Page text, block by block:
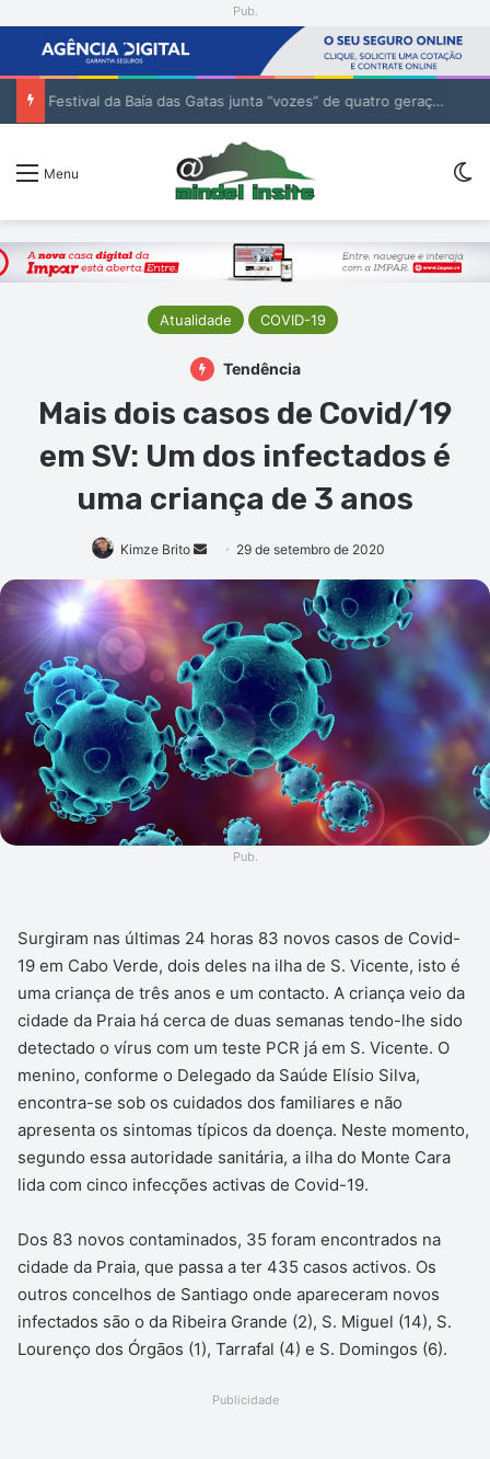
Pub.
Festival da Baía das Gatas junta “vozes” de quatro gerações da música cabo-verdiana na segunda noite
Menu
Atualidade COVID-19
Tendência
Mais dois casos de Covid/19
em SV: Um dos infectados é
uma criança de 3 anos
Kimze Brito
Mande
mail
29 de setembro de 2020
Pub.
Surgiram nas últimas 24 horas 83 novos casos de Covid-
19 em Cabo Verde, dois deles na ilha de S. Vicente, isto é
uma criança de três anos e um contacto. A criança veio da
cidade da Praia há cerca de duas semanas tendo-lhe sido
detectado o vírus com um teste PCR já em S. Vicente. O
menino, conforme o Delegado da Saúde Elísio Silva,
encontra-se sob os cuidados dos familiares e não
apresenta os sintomas típicos da doença. Neste momento,
segundo essa autoridade sanitária, a ilha do Monte Cara
lida com cinco infecções activas de Covid-19.
Dos 83 novos contaminados, 35 foram encontrados na
cidade da Praia, que passa a ter 435 casos activos. Os
outros concelhos de Santiago onde apareceram novos
infectados sāo o da Ribeira Grande (2), S. Miguel (14), S.
Lourenço dos Órgāos (1), Tarrafal (4) e S. Domingos (6).
Publicidade